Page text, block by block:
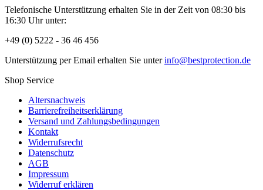
Telefonische Unterstützung erhalten Sie in der Zeit von 08:30 bis
16:30 Uhr unter:
+49 (0) 5222 - 36 46 456
Unterstützung per Email erhalten Sie unterinfo@bestprotection.de
Shop Service
Altersnachweis
Barrierefreiheitserklärung
Versand und Zahlungsbedingungen
Kontakt
Widerrufsrecht
Datenschutz
AGB
Impressum
Widerruf erklären